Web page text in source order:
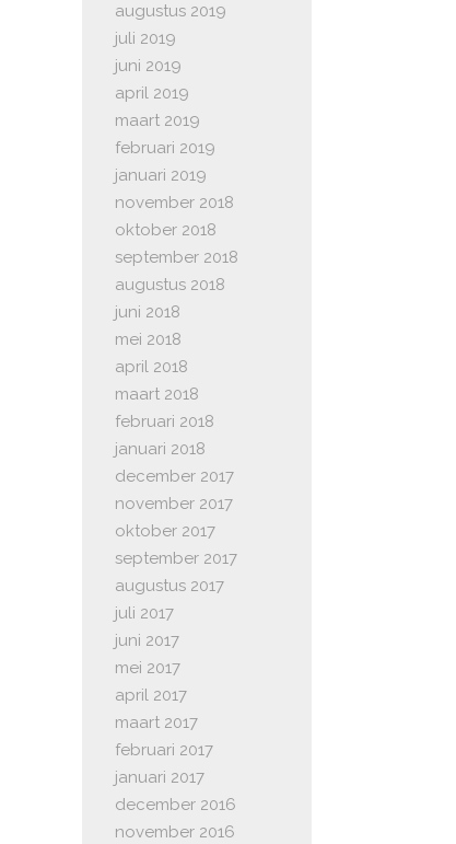
augustus 2019
juli 2019
juni 2019
april 2019
maart 2019
februari 2019
januari 2019
november 2018
oktober 2018
september 2018
augustus 2018
juni 2018
mei 2018
april 2018
maart 2018
februari 2018
januari 2018
december 2017
november 2017
oktober 2017
september 2017
augustus 2017
juli 2017
juni 2017
mei 2017
april 2017
maart 2017
februari 2017
januari 2017
december 2016
november 2016